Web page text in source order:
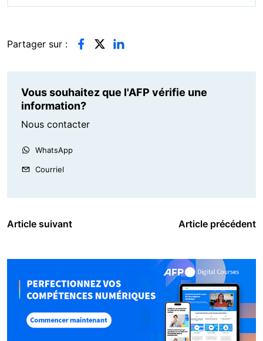
Partager sur :
Vous souhaitez que l'AFP vérifie une
information?
Nous contacter
WhatsApp
Courriel
Article suivant Article précédent